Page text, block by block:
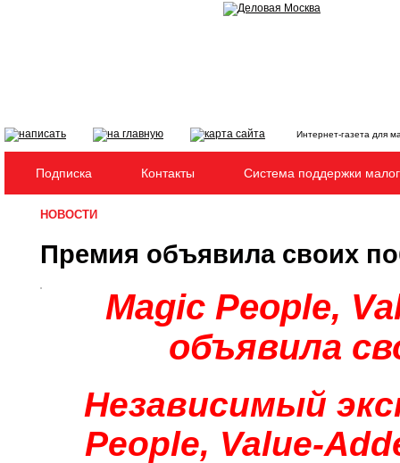
Интернет-газета для
Подписка Контакты Система поддержки
НОВОСТИ
Премия объявила своих
Magiс People,
объявила
Независимый
People, Value-